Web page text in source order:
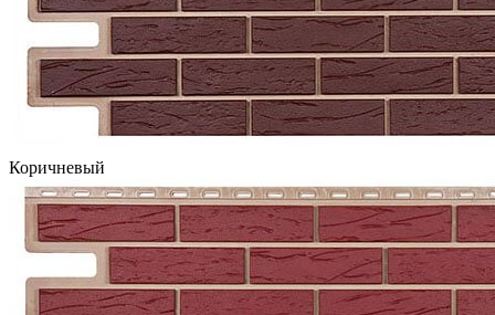
Коричневый